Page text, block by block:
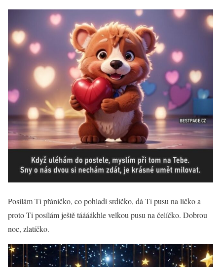
Posílám Ti přáníčko, co pohladí srdíčko, dá Ti pusu na líčko a
proto Ti posílám ještě táááákhle velkou pusu na čelíčko. Dobrou
noc, zlatíčko.